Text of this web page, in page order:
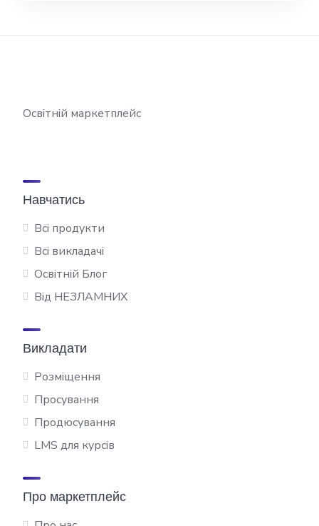
Освітній маркетплейс
Навчатись
Всі продукти
Всі викладачі
Освітній Блог
Від НЕЗЛАМНИХ
Викладати
Розміщення
Просування
Продюсування
LMS для курсів
Про маркетплейс